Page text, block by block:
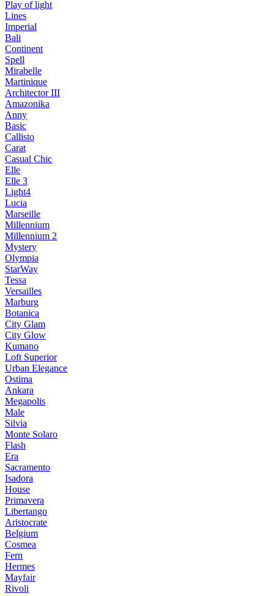
Play of light
Lines
Imperial
Bali
Continent
Spell
Mirabelle
Martinique
Architector III
Amazonika
Anny
Basic
Callisto
Carat
Casual Chic
Elle
Elle 3
Light4
Lucia
Marseille
Millennium
Millennium 2
Mystery
Olympia
StarWay
Tessa
Versailles
Marburg
Botanica
City Glam
City Glow
Kumano
Loft Superior
Urban Elegance
Ostima
Ankara
Megapolis
Male
Silvia
Monte Solaro
Flash
Era
Sacramento
Isadora
House
Primavera
Libertango
Aristocrate
Belgium
Cosmea
Fern
Hermes
Mayfair
Rivoli